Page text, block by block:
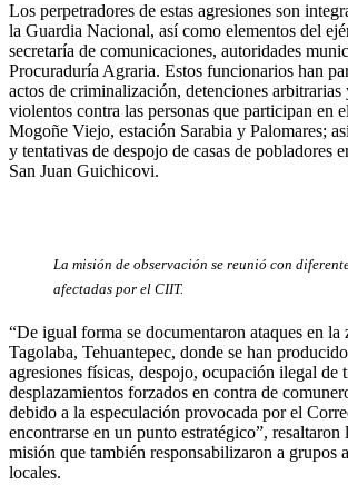
Los perpetradores de estas agresiones son
la Guardia Nacional, así como elementos del
secretaría de comunicaciones, autoridades
Procuraduría Agraria. Estos funcionarios han
actos de criminalización, detenciones arbitrarias
violentos contra las personas que participan en
Mogoñe Viejo, estación Sarabia y Palomares;
y tentativas de despojo de casas de pobladores
San Juan Guichicovi.
La misión de observación se reunió con
afectadas por el CIIT.
“De igual forma se documentaron ataques en la
Tagolaba, Tehuantepec, donde se han
agresiones físicas, despojo, ocupación ilegal de
desplazamientos forzados en contra de
debido a la especulación provocada por el
encontrarse en un punto estratégico”, resaltaron
misión que también responsabilizaron a grupos
locales.